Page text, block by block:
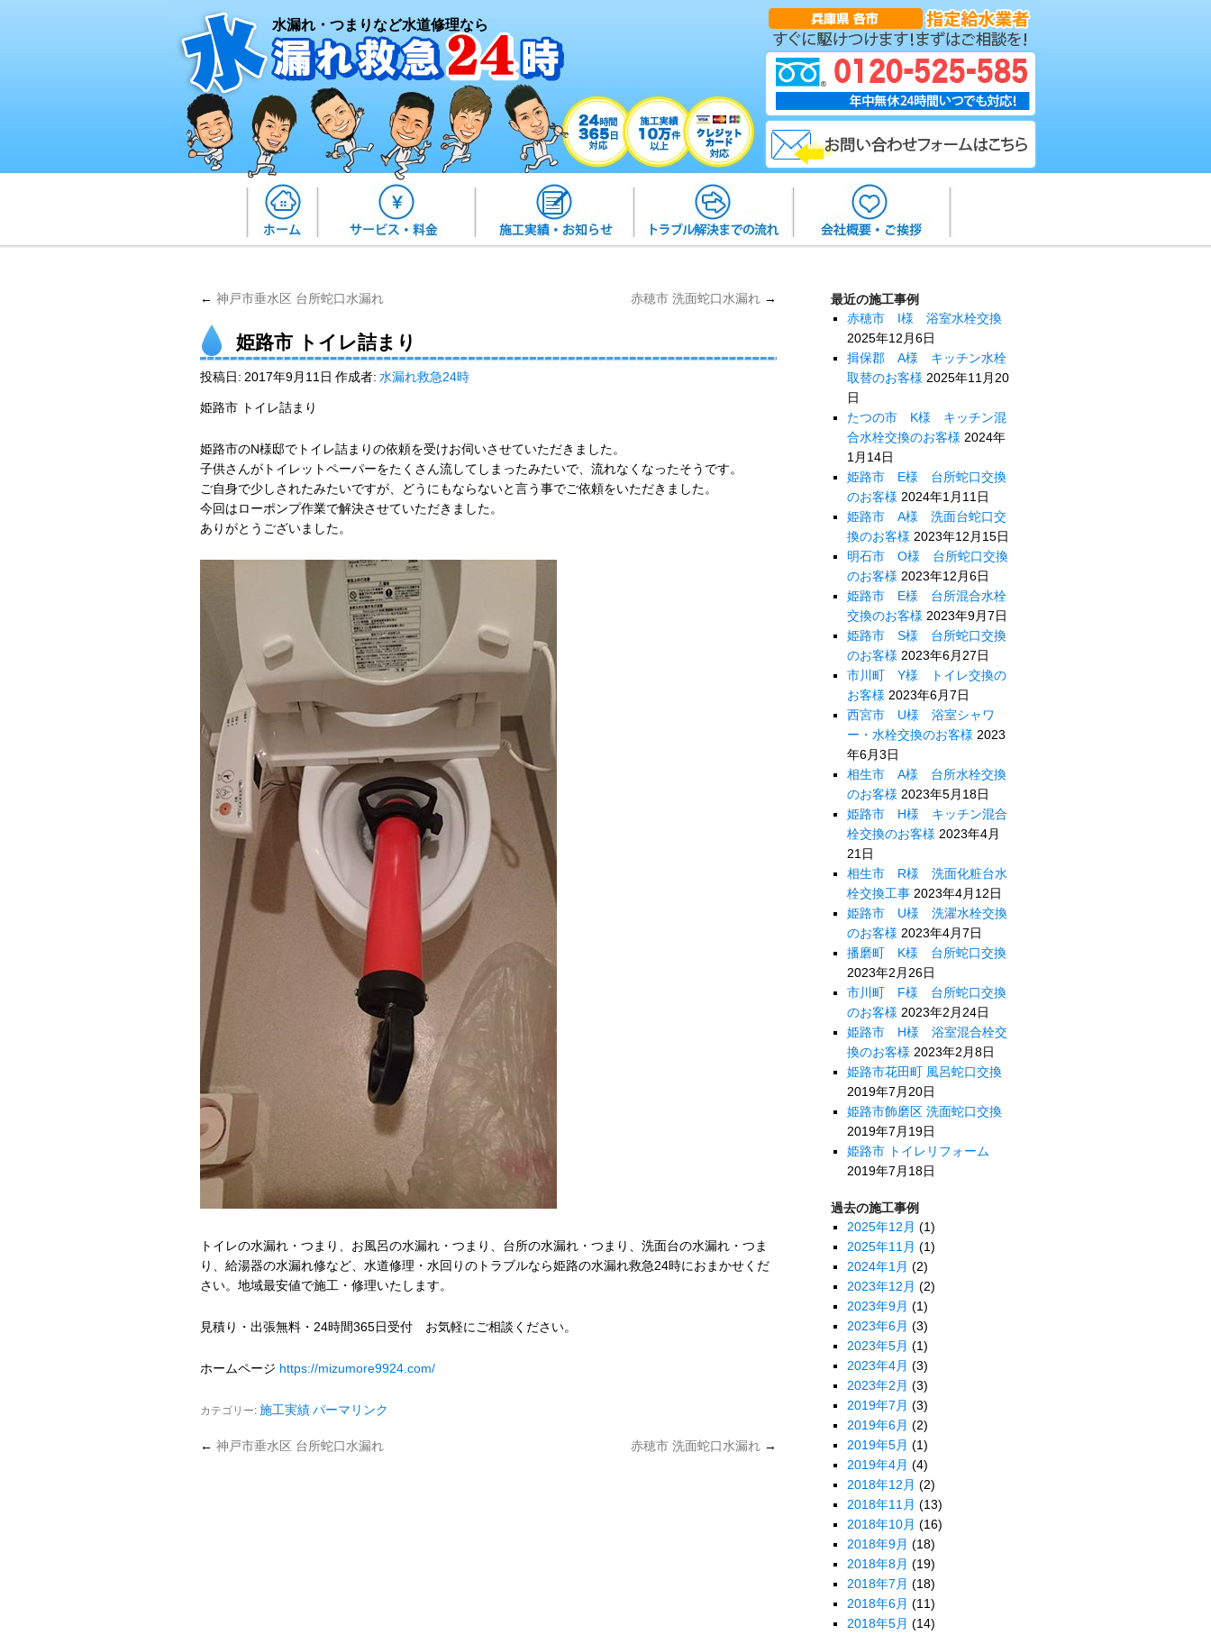
水漏れ・つまりなど水道修理なら
← 神戸市垂水区 台所蛇口水漏れ 赤穂市 洗面蛇口水漏れ →
姫路市 トイレ詰まり
投稿日: 2017年9月11日 作成者: 水漏れ救急24時
姫路市 トイレ詰まり
姫路市のN様邸でトイレ詰まりの依頼を受けお伺いさせていただきました。
子供さんがトイレットペーパーをたくさん流してしまったみたいで、流れなくなったそうです。
ご自身で少しされたみたいですが、どうにもならないと言う事でご依頼をいただきました。
今回はローポンプ作業で解決させていただきました。
ありがとうございました。
トイレの水漏れ・つまり、お風呂の水漏れ・つまり、台所の水漏れ・つまり、洗面台の水漏れ・つま
り、給湯器の水漏れ修など、水道修理・水回りのトラブルなら姫路の水漏れ救急24時におまかせくだ
さい。地域最安値で施工・修理いたします。
見積り・出張無料・24時間365日受付 お気軽にご相談ください。
ホームページ https://mizumore9924.com/
カテゴリー:施工実績パーマリンク
← 神戸市垂水区 台所蛇口水漏れ 赤穂市 洗面蛇口水漏れ →
最近の施工事例
赤穂市 I様 浴室水栓交換
2025年12月6日
揖保郡 A様 キッチン水栓
取替のお客様 2025年11月20
日
たつの市 K様 キッチン混
合水栓交換のお客様 2024年
1月14日
姫路市 E様 台所蛇口交換
のお客様 2024年1月11日
姫路市 A様 洗面台蛇口交
換のお客様 2023年12月15日
明石市 O様 台所蛇口交換
のお客様 2023年12月6日
姫路市 E様 台所混合水栓
交換のお客様 2023年9月7日
姫路市 S様 台所蛇口交換
のお客様 2023年6月27日
市川町 Y様 トイレ交換の
お客様 2023年6月7日
西宮市 U様 浴室シャワ
ー・水栓交換のお客様 2023
年6月3日
相生市 A様 台所水栓交換
のお客様 2023年5月18日
姫路市 H様 キッチン混合
栓交換のお客様 2023年4月
21日
相生市 R様 洗面化粧台水
栓交換工事 2023年4月12日
姫路市 U様 洗濯水栓交換
のお客様 2023年4月7日
播磨町 K様 台所蛇口交換
2023年2月26日
市川町 F様 台所蛇口交換
のお客様 2023年2月24日
姫路市 H様 浴室混合栓交
換のお客様 2023年2月8日
姫路市花田町 風呂蛇口交換
2019年7月20日
姫路市飾磨区 洗面蛇口交換
2019年7月19日
姫路市 トイレリフォーム
2019年7月18日
過去の施工事例
2025年12月 (1)
2025年11月 (1)
2024年1月 (2)
2023年12月 (2)
2023年9月 (1)
2023年6月 (3)
2023年5月 (1)
2023年4月 (3)
2023年2月 (3)
2019年7月 (3)
2019年6月 (2)
2019年5月 (1)
2019年4月 (4)
2018年12月 (2)
2018年11月 (13)
2018年10月 (16)
2018年9月 (18)
2018年8月 (19)
2018年7月 (18)
2018年6月 (11)
2018年5月 (14)